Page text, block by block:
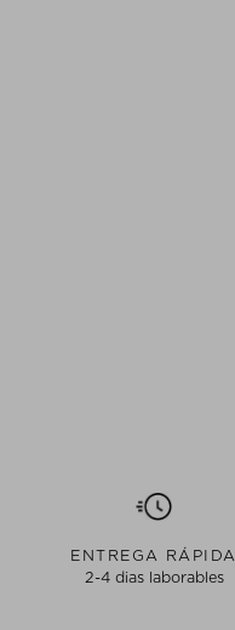
ENTREGA RÁPIDA
2-4 dias laborables